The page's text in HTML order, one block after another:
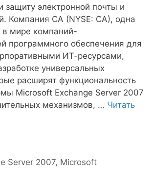
защиту электронной почты и
Компания CA (NYSE: CA), одна
в мире компаний-
программного обеспечения для
ИТ-ресурсами,
универсальных
расширят функциональность
Microsoft Exchange Server 2007
механизмов, … Читать
Server 2007, Microsoft